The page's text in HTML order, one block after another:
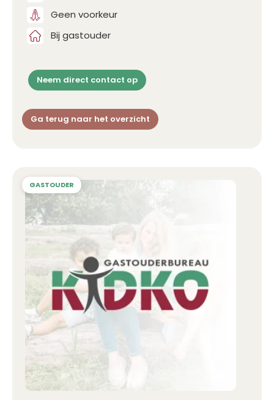
Geen voorkeur
Bij gastouder
Neem direct contact op
Ga terug naar het overzicht